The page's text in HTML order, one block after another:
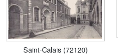
Saint-Calais (72120)